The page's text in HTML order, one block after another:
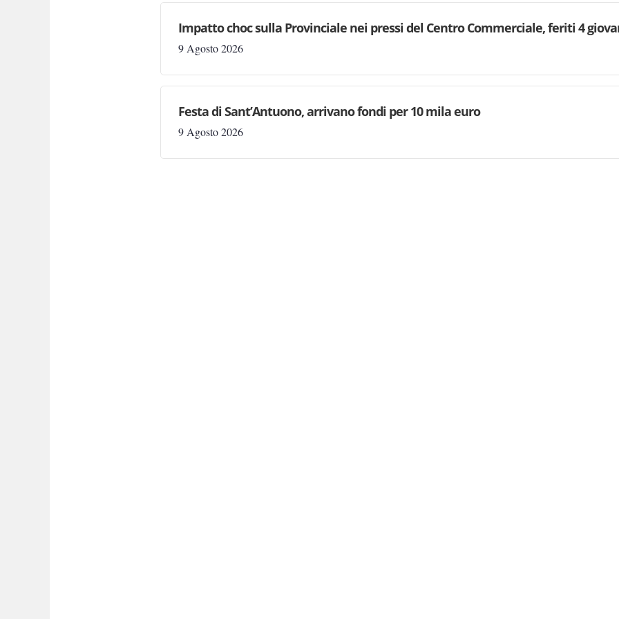
Impatto choc sulla Provinciale nei pressi del Centro Commerciale, feriti 4
9 Agosto 2026
Festa di Sant’Antuono, arrivano fondi per 10 mila euro
9 Agosto 2026